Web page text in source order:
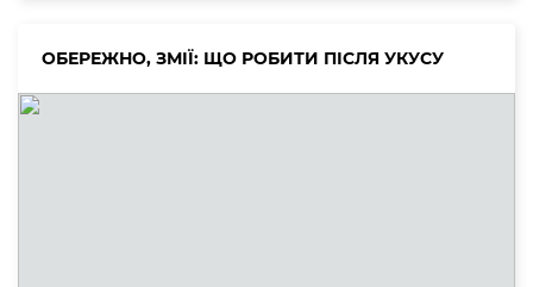
ОБЕРЕЖНО, ЗМІЇ: ЩО РОБИТИ ПІСЛЯ УКУСУ